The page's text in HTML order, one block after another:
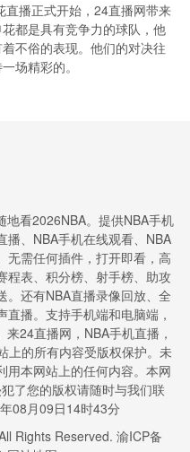
播正式开始，24直播网带来
都是具有竞争力的球队，他
不俗的表现。他们的对决往
场精彩的。
地看2026NBA。提供NBA手机
播、NBA手机在线观看、NBA
无需任何插件，打开即看，高
程表、积分榜、射手榜、助攻
。还有NBA直播录像回放、全
播。支持手机端和电脑端，
24直播网，NBA手机直播，
上的所有内容受版权保护。未
用本网站上的任何内容。本网
了您的版权请随时与我们联
08月09日14时43分
Rights Reserved. 渝ICP备